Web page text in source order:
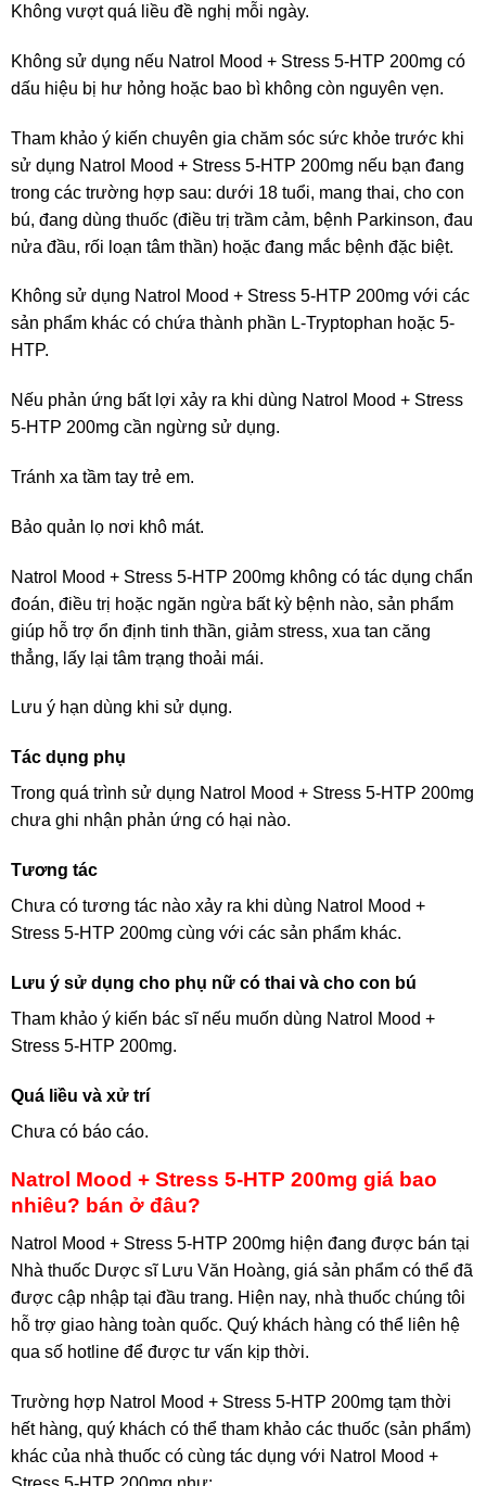
Không vượt quá liều đề nghị mỗi ngày.
Không sử dụng nếu Natrol Mood + Stress 5-HTP 200mg có
dấu hiệu bị hư hỏng hoặc bao bì không còn nguyên vẹn.
Tham khảo ý kiến ​​chuyên gia chăm sóc sức khỏe trước khi
sử dụng Natrol Mood + Stress 5-HTP 200mg nếu bạn đang
trong các trường hợp sau: dưới 18 tuổi, mang thai, cho con
bú, đang dùng thuốc (điều trị trầm cảm, bệnh Parkinson, đau
nửa đầu, rối loạn tâm thần) hoặc đang mắc bệnh đặc biệt.
Không sử dụng Natrol Mood + Stress 5-HTP 200mg với các
sản phẩm khác có chứa thành phần L-Tryptophan hoặc 5-
HTP.
Nếu phản ứng bất lợi xảy ra khi dùng Natrol Mood + Stress
5-HTP 200mg cần ngừng sử dụng.
Tránh xa tầm tay trẻ em.
Bảo quản lọ nơi khô mát.
Natrol Mood + Stress 5-HTP 200mg không có tác dụng chẩn
đoán, điều trị hoặc ngăn ngừa bất kỳ bệnh nào, sản phẩm
giúp hỗ trợ ổn định tinh thần, giảm stress, xua tan căng
thẳng, lấy lại tâm trạng thoải mái.
Lưu ý hạn dùng khi sử dụng.
Tác dụng phụ
Trong quá trình sử dụng Natrol Mood + Stress 5-HTP 200mg
chưa ghi nhận phản ứng có hại nào.
Tương tác
Chưa có tương tác nào xảy ra khi dùng Natrol Mood +
Stress 5-HTP 200mg cùng với các sản phẩm khác.
Lưu ý sử dụng cho phụ nữ có thai và cho con bú
Tham khảo ý kiến bác sĩ nếu muốn dùng Natrol Mood +
Stress 5-HTP 200mg.
Quá liều và xử trí
Chưa có báo cáo.
Natrol Mood + Stress 5-HTP 200mg giá bao
nhiêu? bán ở đâu?
Natrol Mood + Stress 5-HTP 200mg hiện đang được bán tại
Nhà thuốc Dược sĩ Lưu Văn Hoàng, giá sản phẩm có thể đã
được cập nhập tại đầu trang. Hiện nay, nhà thuốc chúng tôi
hỗ trợ giao hàng toàn quốc. Quý khách hàng có thể liên hệ
qua số hotline để được tư vấn kịp thời.
Trường hợp Natrol Mood + Stress 5-HTP 200mg tạm thời
hết hàng, quý khách có thể tham khảo các thuốc (sản phẩm)
khác của nhà thuốc có cùng tác dụng với Natrol Mood +